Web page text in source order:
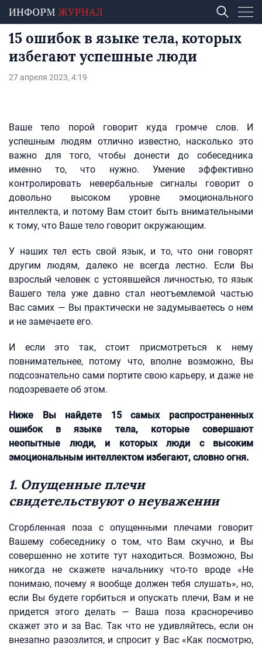
15 ошибок в языке тела, которых
избегают успешные люди
27 апреля 2023, 4:19
Ваше тело порой говорит куда громче слов. И
успешным людям отлично известно, насколько это
важно для того, чтобы донести до собеседника
именно то, что нужно. Умение эффективно
контролировать невербальные сигналы говорит о
довольно высоком уровне эмоционального
интеллекта, и потому Вам стоит быть внимательными
к тому, что Ваше тело говорит окружающим.
У наших тел есть свой язык, и то, что они говорят
другим людям, далеко не всегда лестно. Если Вы
взрослый человек с устоявшейся личностью, то язык
Вашего тела уже давно стал неотъемлемой частью
Вас самих — Вы практически не задумываетесь о нем
и не замечаете его.
И если это так, стоит присмотреться к нему
повнимательнее, потому что, вполне возможно, Вы
подсознательно сами портите свою карьеру, и даже не
подозреваете об этом.
Ниже Вы найдете 15 самых распространенных
ошибок в языке тела, которые совершают
неопытные люди, и которых люди с высоким
эмоциональным интеллектом избегают, словно огня.
1. Опущенные плечи
свидетельствуют о неуважении
Сгорбленная поза с опущенными плечами говорит
Вашему собеседнику о том, что Вам скучно, и Вы
совершенно не хотите тут находиться. Возможно, Вы
никогда не скажете начальнику что-то вроде «Не
понимаю, почему я вообще должен тебя слушать», но,
если Вы будете горбиться и опускать плечи, Вам и не
придется этого делать — Ваша поза красноречиво
скажет это и за Вас. Так что не удивляйтесь, если он
внезапно разозлится, и спросит у Вас «Как посмотрю,